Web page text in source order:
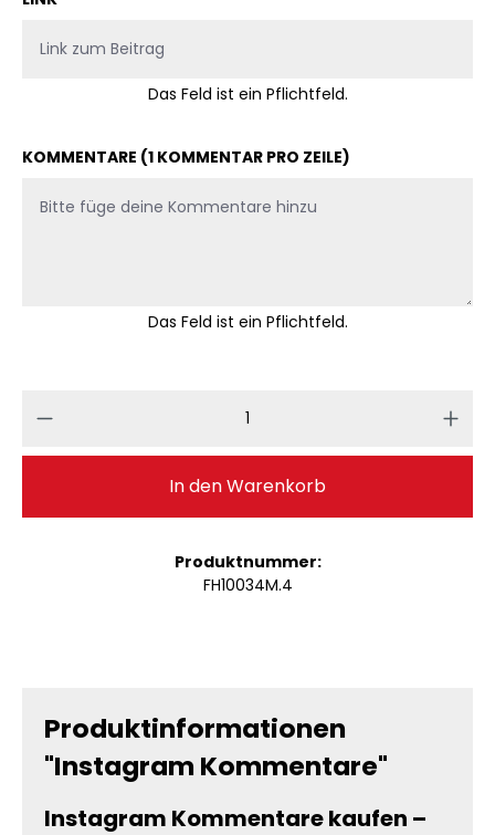
Das Feld ist ein Pflichtfeld.
KOMMENTARE (1 KOMMENTAR PRO ZEILE)
Das Feld ist ein Pflichtfeld.
Produkt Anzahl: Gib den
In den Warenkorb
Produktnummer:
FH10034M.4
Produktinformationen
"Instagram Kommentare"
Instagram Kommentare kaufen –